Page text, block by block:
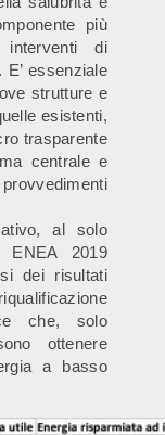
più
di
essenziale
strutture e
esistenti,
trasparente
centrale e
al solo
ENEA 2019
dei risultati
che, solo
ottenere
a basso